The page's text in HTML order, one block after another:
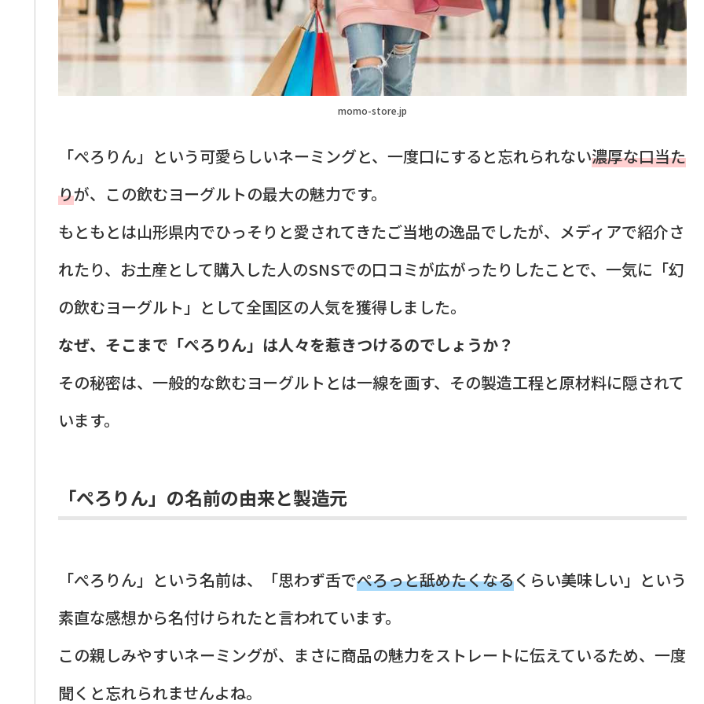
momo-store.jp
「ぺろりん」という可愛らしいネーミングと、一度口にすると忘れられない濃厚な口当た
りが、この飲むヨーグルトの最大の魅力です。
もともとは山形県内でひっそりと愛されてきたご当地の逸品でしたが、メディアで紹介さ
れたり、お土産として購入した人のSNSでの口コミが広がったりしたことで、一気に「幻
の飲むヨーグルト」として全国区の人気を獲得しました。
なぜ、そこまで「ぺろりん」は人々を惹きつけるのでしょうか？
その秘密は、一般的な飲むヨーグルトとは一線を画す、その製造工程と原材料に隠されて
います。
「ぺろりん」の名前の由来と製造元
「ぺろりん」という名前は、「思わず舌でぺろっと舐めたくなるくらい美味しい」という
素直な感想から名付けられたと言われています。
この親しみやすいネーミングが、まさに商品の魅力をストレートに伝えているため、一度
聞くと忘れられませんよね。